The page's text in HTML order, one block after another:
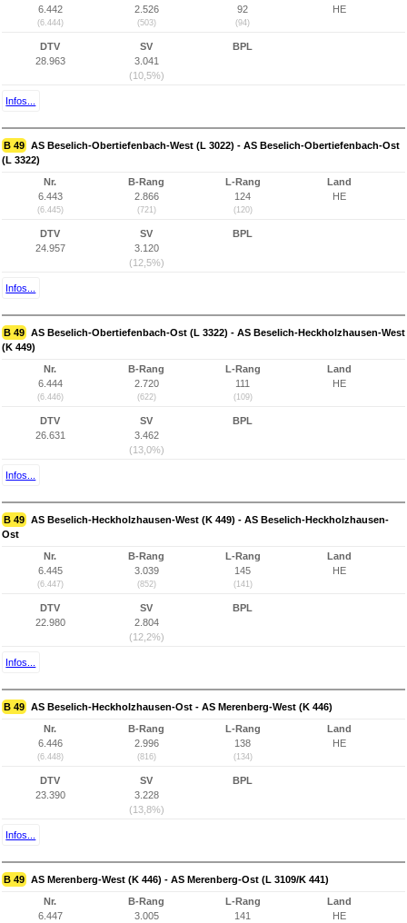
6.442
(6.444)
2.526
(503)
92
(94)
HE
DTV
28.963
SV
3.041
(10,5%)
BPL
Infos...
B 49 AS Beselich-Obertiefenbach-West (L 3022) - AS Beselich-Obertiefenbach-Ost
(L 3322)
Nr.
6.443
(6.445)
B-Rang
2.866
(721)
L-Rang
124
(120)
Land
HE
DTV
24.957
SV
3.120
(12,5%)
BPL
Infos...
B 49 AS Beselich-Obertiefenbach-Ost (L 3322) - AS Beselich-Heckholzhausen-West
(K 449)
Nr.
6.444
(6.446)
B-Rang
2.720
(622)
L-Rang
111
(109)
Land
HE
DTV
26.631
SV
3.462
(13,0%)
BPL
Infos...
B 49 AS Beselich-Heckholzhausen-West (K 449) - AS Beselich-Heckholzhausen-
Ost
Nr.
6.445
(6.447)
B-Rang
3.039
(852)
L-Rang
145
(141)
Land
HE
DTV
22.980
SV
2.804
(12,2%)
BPL
Infos...
B 49 AS Beselich-Heckholzhausen-Ost - AS Merenberg-West (K 446)
Nr.
6.446
(6.448)
B-Rang
2.996
(816)
L-Rang
138
(134)
Land
HE
DTV
23.390
SV
3.228
(13,8%)
BPL
Infos...
B 49 AS Merenberg-West (K 446) - AS Merenberg-Ost (L 3109/K 441)
Nr.
6.447
B-Rang
3.005
L-Rang
141
Land
HE